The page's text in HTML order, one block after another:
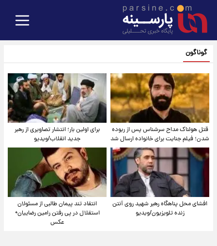
گوناگون
قتل هولناک مداح سرشناس پس از ربوده
شدن؛ فیلم جنایت برای خانواده ارسال شد
برای اولین بار؛ انتشار تصاویری از رهبر
جدید انقلاب/ویدیو
افشای محل پناهگاه‌ رهبر شهید روی آنتن
زنده تلویزیون/ویدیو
انتقاد تند پیمان طالبی از مسئولان
استقلال در پی رفتن رامین رضاییان+
عکس